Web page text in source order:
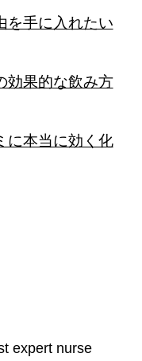
を手に入れたい
効果的な飲み方
に本当に効く化
expert nurse